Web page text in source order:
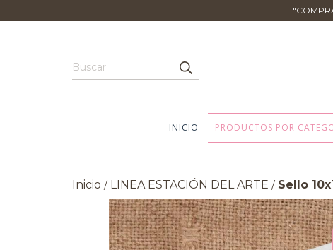
INICIO PRODUCTOS POR
Inicio / LINEA ESTACIÓN DEL ARTE / Sello